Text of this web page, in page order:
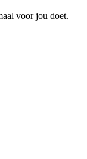
voor jou doet.